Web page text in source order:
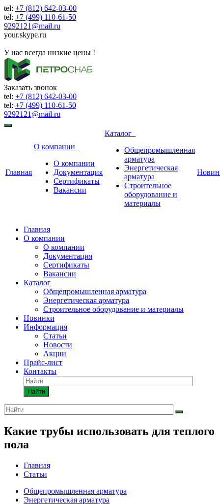
tel: +7 (812) 642-03-00
tel: +7 (499) 110-61-50
9292121@mail.ru
your.skype.ru
У нас всегда низкие цены !
Заказать звонок
tel: +7 (812) 642-03-00
tel: +7 (499) 110-61-50
9292121@mail.ru
Главная
О компании
О компании
Документация
Сертификаты
Вакансии
Каталог
Общепромышленная
арматура
Энергетическая
арматура
Строительное
оборудование и
материалы
Главная
О компании
О компании
Документация
Сертификаты
Вакансии
Каталог
Общепромышленная арматура
Энергетическая арматура
Строительное оборудование и материалы
Новинки
Информация
Статьи
Новости
Акции
Прайс-лист
Контакты
Найти
Какие трубы использовать для теплого
пола
Главная
Статьи
Общепромышленная арматура
Энергетическая арматура